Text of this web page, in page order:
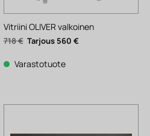
Vitriini OLIVER valkoinen
718€ Alkuperäinen
hinta
718 €.
560€
Varastotuote